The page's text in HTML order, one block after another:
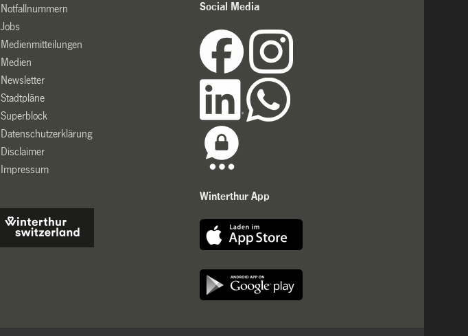
Notfallnummern
Jobs
Medienmitteilungen
Medien
Newsletter
Stadtpläne
Superblock
Datenschutzerklärung
Disclaimer
Impressum
Social Media
Winterthur App